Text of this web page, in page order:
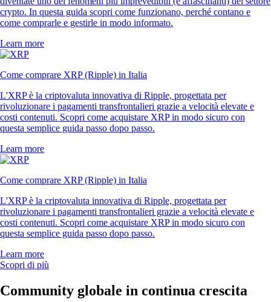
crypto. In questa guida scopri come funzionano, perché contano e
come comprarle e gestirle in modo informato.
Learn more
Come comprare XRP (Ripple) in Italia
L'XRP è la criptovaluta innovativa di Ripple, progettata per
rivoluzionare i pagamenti transfrontalieri grazie a velocità elevate e
costi contenuti. Scopri come acquistare XRP in modo sicuro con
questa semplice guida passo dopo passo.
Learn more
Come comprare XRP (Ripple) in Italia
L'XRP è la criptovaluta innovativa di Ripple, progettata per
rivoluzionare i pagamenti transfrontalieri grazie a velocità elevate e
costi contenuti. Scopri come acquistare XRP in modo sicuro con
questa semplice guida passo dopo passo.
Learn more
Scopri di più
Community globale in continua crescita